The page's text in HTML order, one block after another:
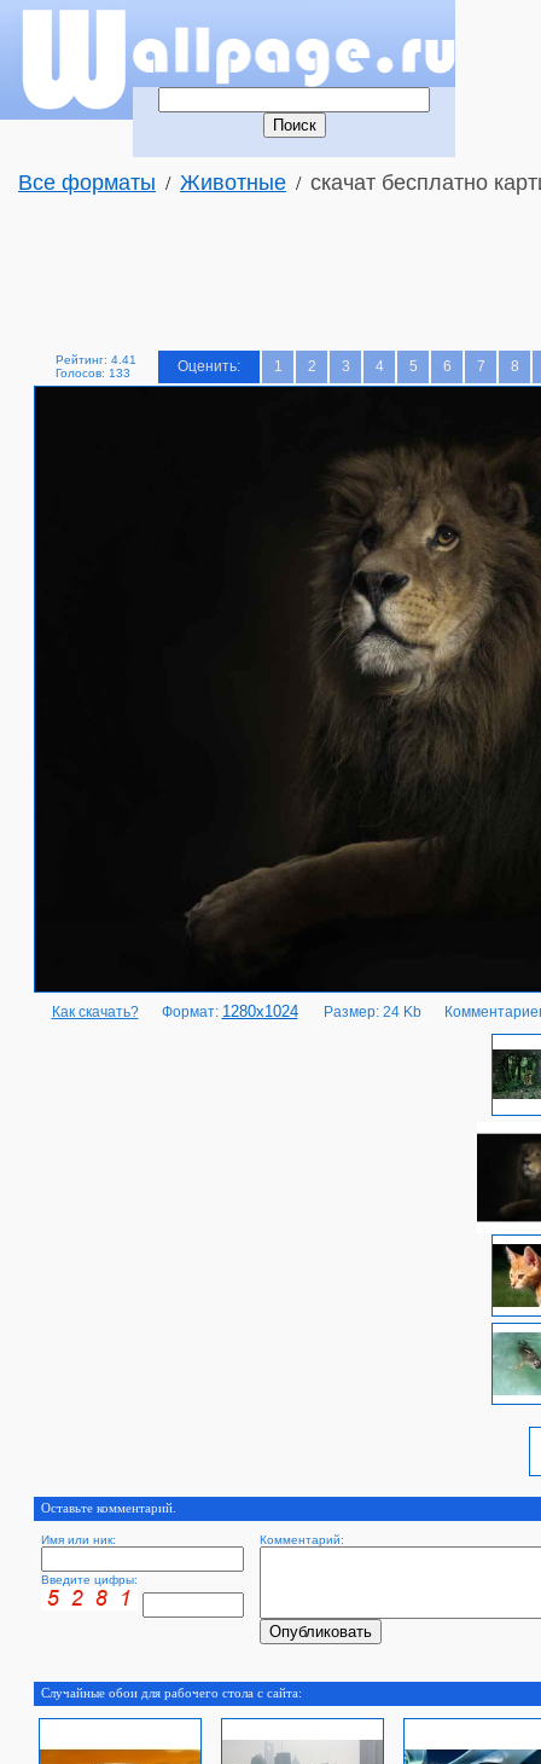
Все форматы / Животные / скачат бесплатно
Рейтинг: 4.41
Голосов: 133
Оценить: 1 2 3 4 5 6 7 8
Как скачать? Формат: 1280x1024 Размер: 24 Kb
Оставьте комментарий.
Имя или ник: Комментарий:
Введите цифры:
Случайные обои для рабочего стола с сайта: